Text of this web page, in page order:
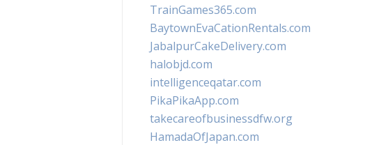
TrainGames365.com
BaytownEvaCationRentals.com
JabalpurCakeDelivery.com
halobjd.com
intelligenceqatar.com
PikaPikaApp.com
takecareofbusinessdfw.org
HamadaOfJapan.com